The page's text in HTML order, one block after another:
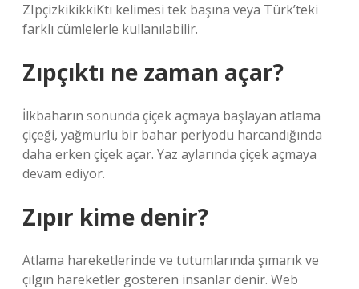
ZIpçizkikikkiKtı kelimesi tek başına veya Türk’teki
farklı cümlelerle kullanılabilir.
Zıpçıktı ne zaman açar?
İlkbaharın sonunda çiçek açmaya başlayan atlama
çiçeği, yağmurlu bir bahar periyodu harcandığında
daha erken çiçek açar. Yaz aylarında çiçek açmaya
devam ediyor.
Zıpır kime denir?
Atlama hareketlerinde ve tutumlarında şımarık ve
çılgın hareketler gösteren insanlar denir. Web